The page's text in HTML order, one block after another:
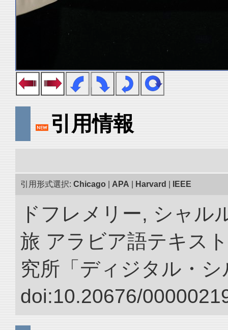
引用情報
引用形式選択: Chicago APA Harvard IEEE
ドフレメリー, シャル
旅 アラビア語テキス
究所「ディジタル・
doi:10.20676/